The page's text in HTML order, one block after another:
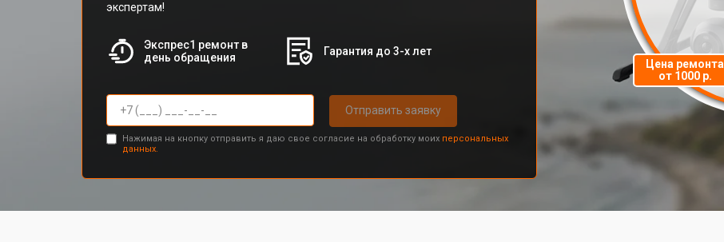
экспертам!
Экспрес1 ремонт в
день обращения
Гарантия до 3-х лет
Отправить заявку
Нажимая на кнопку отправить я даю свое согласие на обработку моих персональных
данных.
Цена ремонта
от 1000 р.